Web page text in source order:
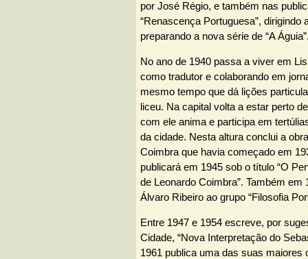
por José Régio, e também nas
“Renascença Portuguesa”, dirigindo
preparando a nova série de “A
No ano de 1940 passa a viver em
como tradutor e colaborando em
mesmo tempo que dá lições
liceu. Na capital volta a estar perto
com ele anima e participa em
da cidade. Nesta altura conclui a
Coimbra que havia começado em
publicará em 1945 sob o título “O
de Leonardo Coimbra”. Também em
Álvaro Ribeiro ao grupo “Filosofia
Entre 1947 e 1954 escreve, por
Cidade, “Nova Interpretação do
1961 publica uma das suas maiores